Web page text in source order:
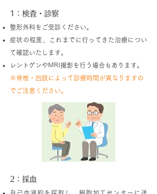
1：検査・診察
整形外科をご受診ください。
症状の程度、これまでに行ってきた治療につい
て確認いたします。
レントゲンやMRI撮影を行う場合もあります。
※脊椎・四肢によって診療時間が異なりますの
でご注意ください。
2：採血